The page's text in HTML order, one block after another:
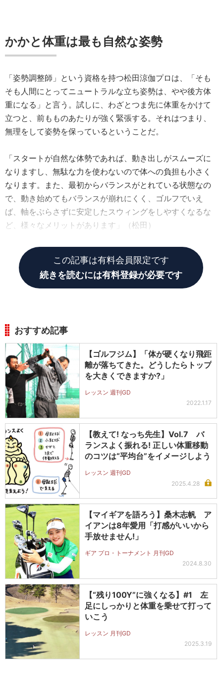
かかと体重は最も自然な姿勢
「姿勢調整師」という資格を持つ松田涼伽プロは、「そも
そも人間にとってニュートラルな立ち姿勢は、やや後方体
重になる」と言う。試しに、わざとつま先に体重をかけて
立つと、前もものあたりが強く緊張する。それはつまり、
無理をして姿勢を保っているということだ。
「スタートが自然な体勢であれば、動き出しがスムーズに
なりますし、無駄な力を使わないので体への負担も小さく
なります。また、最初からバランスがとれている状態なの
で、動き始めてもバランスが崩れにくく、ゴルフでいえ
ば、軸をぶらさずに安定したスウィングをしやすくなるな
ど、様々なメリットがあります」（松田）
この記事は有料会員限定です
続きを読むには有料登録が必要です
おすすめ記事
【ゴルフジム】「体が硬くなり飛距
離が落ちてきた。どうしたらトップ
を大きくできますか?」
レッスン 週刊GD
2022.1.17
【教えて! なっち先生】Vol.7 バ
ランスよく振れる! 正しい体重移動
のコツは“平均台”をイメージしよう
レッスン 週刊GD
2025.4.28
【マイギアを語ろう】桑木志帆 ア
イアンは8年愛用「打感がいいから
手放せません!」
ギア プロ・トーナメント 月刊GD
2024.8.30
【“残り100Y”に強くなる】#1 左
足にしっかりと体重を乗せて打って
いこう
レッスン 月刊GD
2025.3.19